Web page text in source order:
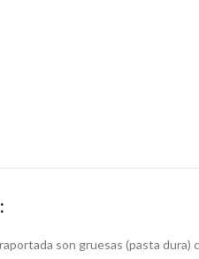
son gruesas (pasta